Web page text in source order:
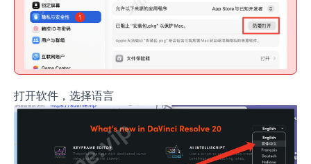
打开软件，选择语言